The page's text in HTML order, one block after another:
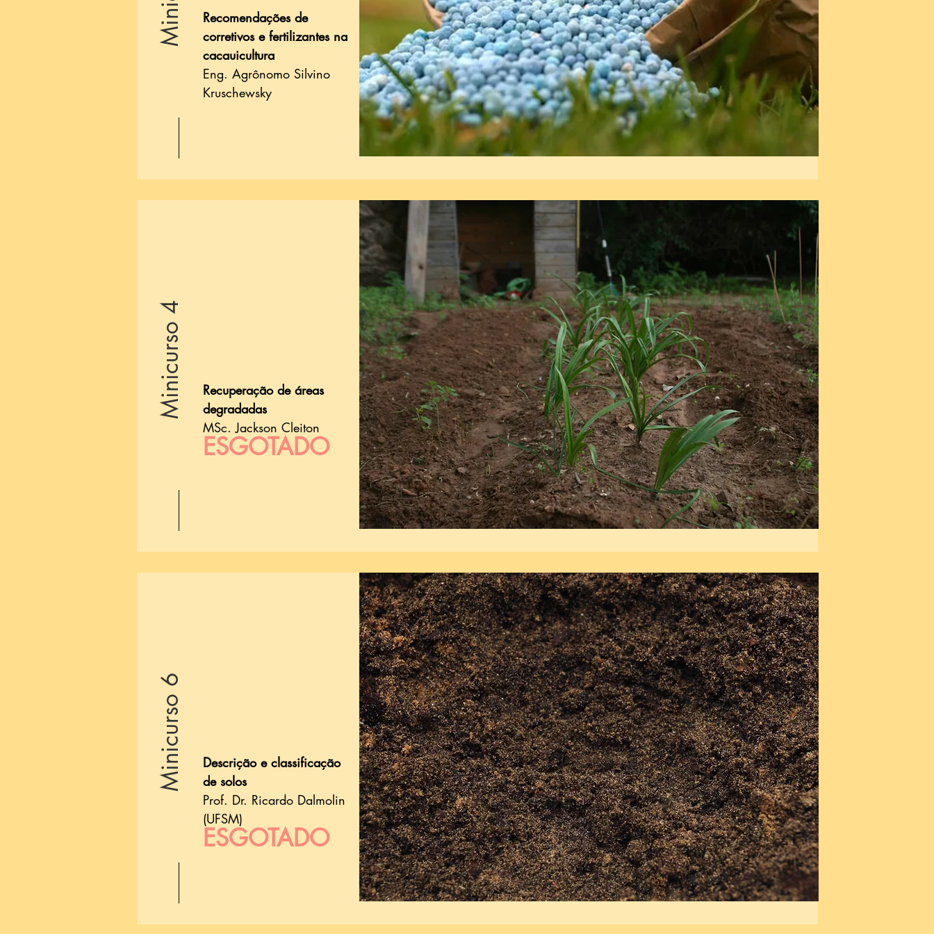
Recomendações de
corretivos e fertilizantes na
cacauicultura
Eng. Agrônomo Silvino
Kruschewsky
Minicurso 4
Recuperação de áreas
degradadas
MSc. Jackson Cleiton
ESGOTADO
Minicurso 6
Descrição e classificação
de solos
Prof. Dr. Ricardo Dalmolin
(UFSM)
ESGOTADO